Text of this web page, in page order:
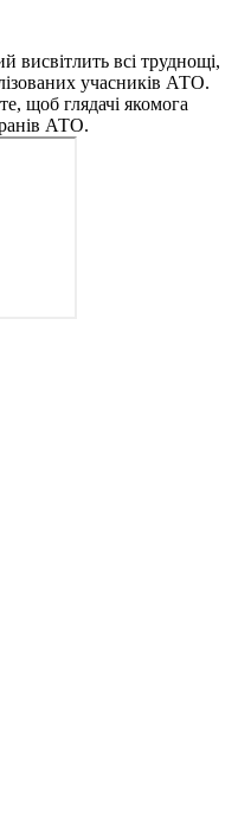
висвітлить всі труднощі,
учасників АТО.
щоб глядачі якомога
АТО.